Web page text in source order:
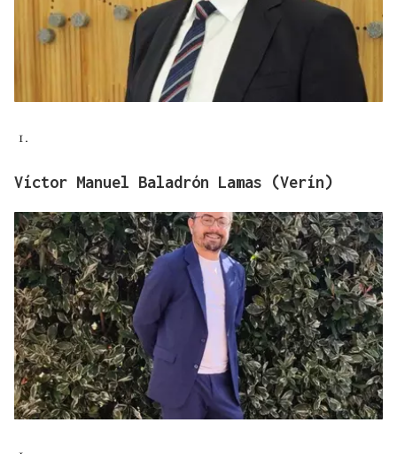
Víctor Manuel Baladrón Lamas (Verín)